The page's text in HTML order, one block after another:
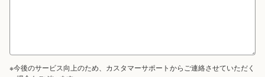
※今後のサービス向上のため、カスタマーサポートからご連絡させていただく